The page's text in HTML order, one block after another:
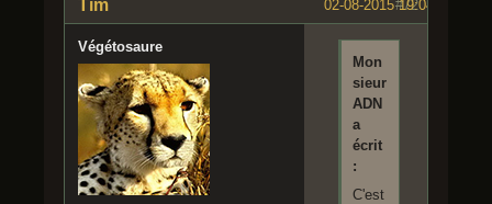
#72
02-08-2015 19:04:48
Tim
Végétosaure
Mon
sieur
ADN
a
écrit
:
C'est